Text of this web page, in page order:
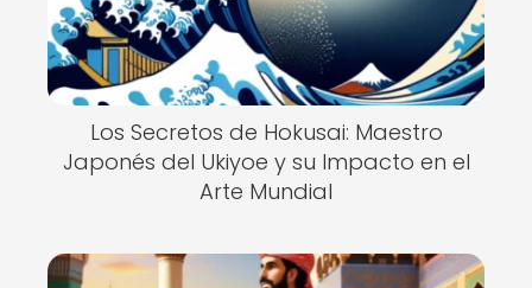
Los Secretos de Hokusai: Maestro
Japonés del Ukiyoe y su Impacto en el
Arte Mundial